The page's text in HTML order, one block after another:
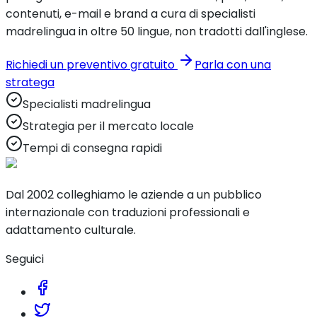
contenuti, e-mail e brand a cura di specialisti
madrelingua in oltre 50 lingue, non tradotti dall'inglese.
Richiedi un preventivo gratuito
Parla con una
stratega
Specialisti madrelingua
Strategia per il mercato locale
Tempi di consegna rapidi
Dal 2002 colleghiamo le aziende a un pubblico
internazionale con traduzioni professionali e
adattamento culturale.
Seguici